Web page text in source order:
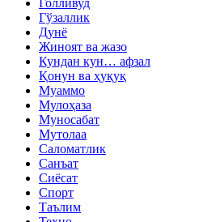
Голливуд
Гўзаллик
Дунё
Жиноят ва жазо
Кундан кун… афзал
Қонун ва ҳуқуқ
Муаммо
Мулоҳаза
Муносабат
Мутолаа
Саломатлик
Санъат
Сиёсат
Спорт
Таълим